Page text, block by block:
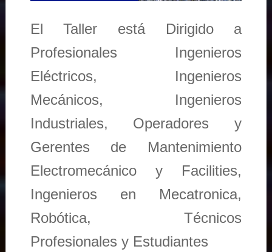
El Taller está Dirigido a
Profesionales Ingenieros
Eléctricos, Ingenieros
Mecánicos, Ingenieros
Industriales, Operadores y
Gerentes de Mantenimiento
Electromecánico y Facilities,
Ingenieros en Mecatronica,
Robótica, Técnicos
Profesionales y Estudiantes